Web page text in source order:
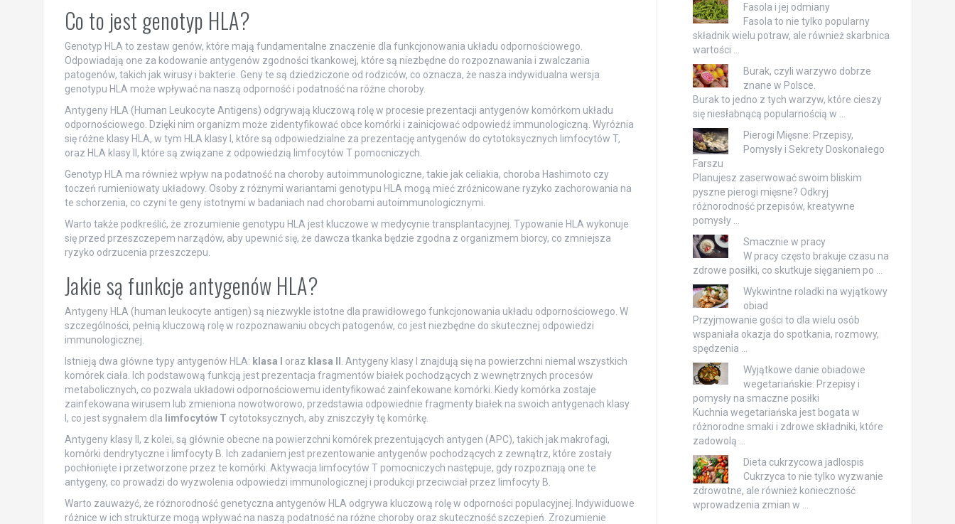
Co to jest genotyp HLA?
Genotyp HLA to zestaw genów, które mają fundamentalne znaczenie dla funkcjonowania układu odpornościowego.
Odpowiadają one za kodowanie antygenów zgodności tkankowej, które są niezbędne do rozpoznawania i zwalczania
patogenów, takich jak wirusy i bakterie. Geny te są dziedziczone od rodziców, co oznacza, że nasza indywidualna wersja
genotypu HLA może wpływać na naszą odporność i podatność na różne choroby.
Antygeny HLA (Human Leukocyte Antigens) odgrywają kluczową rolę w procesie prezentacji antygenów komórkom układu
odpornościowego. Dzięki nim organizm może zidentyfikować obce komórki i zainicjować odpowiedź immunologiczną. Wyróżnia
się różne klasy HLA, w tym HLA klasy I, które są odpowiedzialne za prezentację antygenów do cytotoksycznych limfocytów T,
oraz HLA klasy II, które są związane z odpowiedzią limfocytów T pomocniczych.
Genotyp HLA ma również wpływ na podatność na choroby autoimmunologiczne, takie jak celiakia, choroba Hashimoto czy
toczeń rumieniowaty układowy. Osoby z różnymi wariantami genotypu HLA mogą mieć zróżnicowane ryzyko zachorowania na
te schorzenia, co czyni te geny istotnymi w badaniach nad chorobami autoimmunologicznymi.
Warto także podkreślić, że zrozumienie genotypu HLA jest kluczowe w medycynie transplantacyjnej. Typowanie HLA wykonuje
się przed przeszczepem narządów, aby upewnić się, że dawcza tkanka będzie zgodna z organizmem biorcy, co zmniejsza
ryzyko odrzucenia przeszczepu.
Jakie są funkcje antygenów HLA?
Antygeny HLA (human leukocyte antigen) są niezwykle istotne dla prawidłowego funkcjonowania układu odpornościowego. W
szczególności, pełnią kluczową rolę w rozpoznawaniu obcych patogenów, co jest niezbędne do skutecznej odpowiedzi
immunologicznej.
Istnieją dwa główne typy antygenów HLA: klasa I oraz klasa II
. Antygeny klasy I znajdują się na powierzchni niemal wszystkich
komórek ciała. Ich podstawową funkcją jest prezentacja fragmentów białek pochodzących z wewnętrznych procesów
metabolicznych, co pozwala układowi odpornościowemu identyfikować zainfekowane komórki. Kiedy komórka zostaje
zainfekowana wirusem lub zmieniona nowotworowo, przedstawia odpowiednie fragmenty białek na swoich antygenach klasy
I, co jest sygnałem dla limfocytów T cytotoksycznych, aby zniszczyły tę komórkę.
Antygeny klasy II, z kolei, są głównie obecne na powierzchni komórek prezentujących antygen (APC), takich jak makrofagi,
komórki dendrytyczne i limfocyty B. Ich zadaniem jest prezentowanie antygenów pochodzących z zewnątrz, które zostały
pochłonięte i przetworzone przez te komórki. Aktywacja limfocytów T pomocniczych następuje, gdy rozpoznają one te
antygeny, co prowadzi do wyzwolenia odpowiedzi immunologicznej i produkcji przeciwciał przez limfocyty B.
Warto zauważyć, że różnorodność genetyczna antygenów HLA odgrywa kluczową rolę w odporności populacyjnej. Indywiduowe
różnice w ich strukturze mogą wpływać na naszą podatność na różne choroby oraz skuteczność szczepień. Zrozumienie
Fasola i jej odmiany
Fasola to nie tylko popularny
składnik wielu potraw, ale również skarbnica
wartości …
Burak, czyli warzywo dobrze
znane w Polsce.
Burak to jedno z tych warzyw, które cieszy
się niesłabnącą popularnością w …
Pierogi Mięsne: Przepisy,
Pomysły i Sekrety Doskonałego
Farszu
Planujesz zaserwować swoim bliskim
pyszne pierogi mięsne? Odkryj
różnorodność przepisów, kreatywne
pomysły …
Smacznie w pracy
W pracy często brakuje czasu na
zdrowe posiłki, co skutkuje sięganiem po …
Wykwintne roladki na wyjątkowy
obiad
Przyjmowanie gości to dla wielu osób
wspaniała okazja do spotkania, rozmowy,
spędzenia …
Wyjątkowe danie obiadowe
wegetariańskie: Przepisy i
pomysły na smaczne posiłki
Kuchnia wegetariańska jest bogata w
różnorodne smaki i zdrowe składniki, które
zadowolą …
Dieta cukrzycowa jadlospis
Cukrzyca to nie tylko wyzwanie
zdrowotne, ale również konieczność
wprowadzenia zmian w …